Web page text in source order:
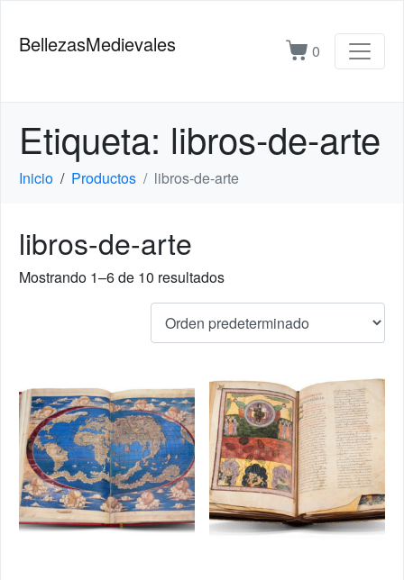
BellezasMedievales 0
Etiqueta: libros-de-arte
Inicio Productos libros-de-arte
libros-de-arte
Mostrando 1–6 de 10 resultados